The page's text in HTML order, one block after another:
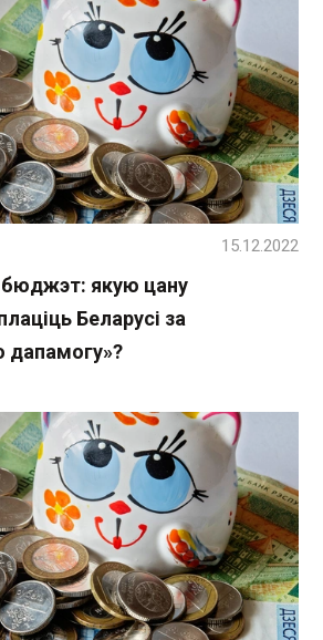
бюджэт: якую цану
Беларусі за
дапамогу»?
15.12.2022